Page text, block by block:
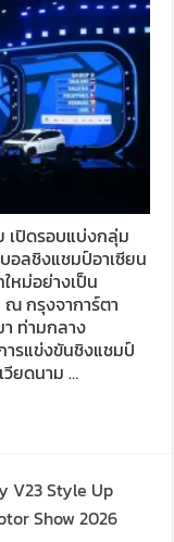
เปิดรอบแบ่งกลุ่ม
อลชิงแชมป์อาเซียน
หม่อย่างเป็น
กรุงจาการ์ตา
ท่ามกลาง
ารแข่งขันชิงแชมป์
วียดนาม …
V23 Style Up
Show 2026